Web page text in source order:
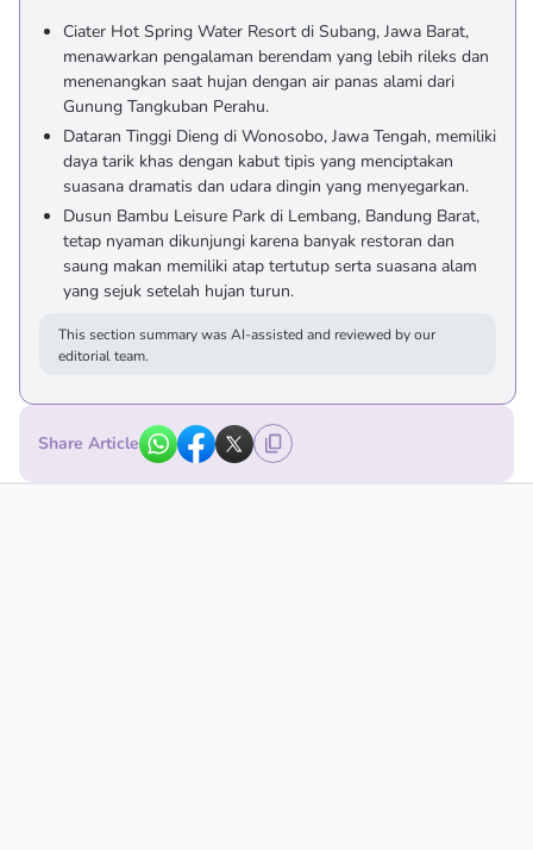
Ciater Hot Spring Water Resort di Subang, Jawa Barat,
menawarkan pengalaman berendam yang lebih rileks dan
menenangkan saat hujan dengan air panas alami dari
Gunung Tangkuban Perahu.
Dataran Tinggi Dieng di Wonosobo, Jawa Tengah, memiliki
daya tarik khas dengan kabut tipis yang menciptakan
suasana dramatis dan udara dingin yang menyegarkan.
Dusun Bambu Leisure Park di Lembang, Bandung Barat,
tetap nyaman dikunjungi karena banyak restoran dan
saung makan memiliki atap tertutup serta suasana alam
yang sejuk setelah hujan turun.
This section summary was AI-assisted and reviewed by our
editorial team.
Share Article